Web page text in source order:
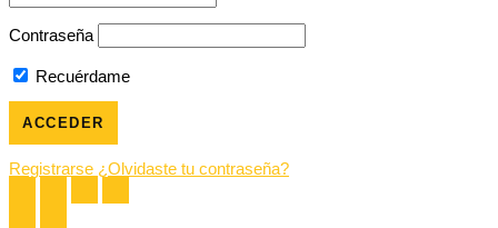
Contraseña
Recuérdame
Registrarse ¿Olvidaste tu contraseña?